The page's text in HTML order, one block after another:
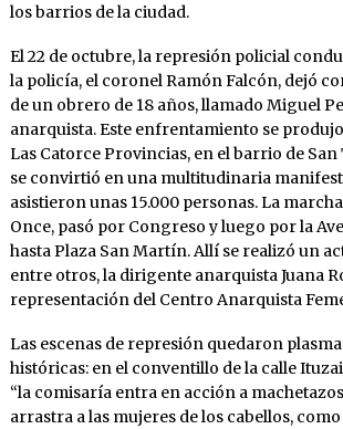
los barrios de la ciudad.
El 22 de octubre, la represión policial
la policía, el coronel Ramón Falcón, dejó
de un obrero de 18 años, llamado Miguel
anarquista. Este enfrentamiento se
Las Catorce Provincias, en el barrio de
se convirtió en una multitudinaria
asistieron unas 15.000 personas. La
Once, pasó por Congreso y luego por la
hasta Plaza San Martín. Allí se realizó un
entre otros, la dirigente anarquista Juana
representación del Centro Anarquista
Las escenas de represión quedaron
históricas: en el conventillo de la calle
“la comisaría entra en acción a
arrastra a las mujeres de los cabellos, como